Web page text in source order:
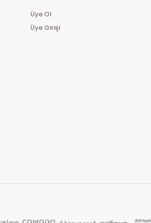
oluşturduktan sonra en geç 24 saat
sonra 1 ile 3 iş günü içerisinde Yurtiçi kargo
Üye Ol
Üye Girişi